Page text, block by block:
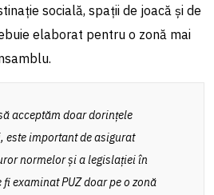
socială, spații de joacă și de
elaborat pentru o zonă mai
acceptăm doar dorințele
este important de asigurat
normelor și a legislației în
examinat PUZ doar pe o zonă